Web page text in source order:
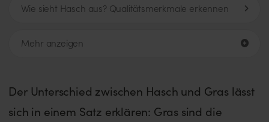
Wie sieht Hasch aus? Qualitätsmerkmale erkennen
Mehr anzeigen
Der Unterschied zwischen Hasch und Gras lässt
sich in einem Satz erklären: Gras sind die